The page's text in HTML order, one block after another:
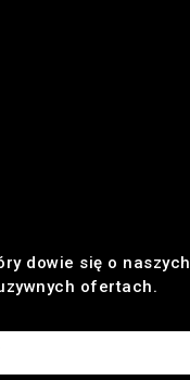
dowie się o naszych
ofertach.